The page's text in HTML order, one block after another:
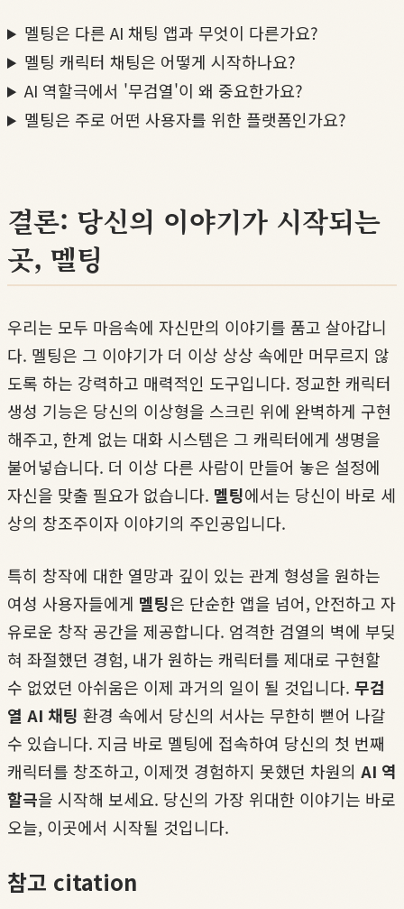
멜팅은 다른 AI 채팅 앱과 무엇이 다른가요?
멜팅 캐릭터 채팅은 어떻게 시작하나요?
AI 역할극에서 '무검열'이 왜 중요한가요?
멜팅은 주로 어떤 사용자를 위한 플랫폼인가요?
결론: 당신의 이야기가 시작되는
곳, 멜팅
우리는 모두 마음속에 자신만의 이야기를 품고 살아갑니
다. 멜팅은 그 이야기가 더 이상 상상 속에만 머무르지 않
도록 하는 강력하고 매력적인 도구입니다. 정교한 캐릭터
생성 기능은 당신의 이상형을 스크린 위에 완벽하게 구현
해주고, 한계 없는 대화 시스템은 그 캐릭터에게 생명을
불어넣습니다. 더 이상 다른 사람이 만들어 놓은 설정에
자신을 맞출 필요가 없습니다. 멜팅에서는 당신이 바로 세
상의 창조주이자 이야기의 주인공입니다.
특히 창작에 대한 열망과 깊이 있는 관계 형성을 원하는
여성 사용자들에게 멜팅은 단순한 앱을 넘어, 안전하고 자
유로운 창작 공간을 제공합니다. 엄격한 검열의 벽에 부딪
혀 좌절했던 경험, 내가 원하는 캐릭터를 제대로 구현할
수 없었던 아쉬움은 이제 과거의 일이 될 것입니다. 무검
열 AI 채팅 환경 속에서 당신의 서사는 무한히 뻗어 나갈
수 있습니다. 지금 바로 멜팅에 접속하여 당신의 첫 번째
캐릭터를 창조하고, 이제껏 경험하지 못했던 차원의 AI 역
할극을 시작해 보세요. 당신의 가장 위대한 이야기는 바로
오늘, 이곳에서 시작될 것입니다.
참고 citation